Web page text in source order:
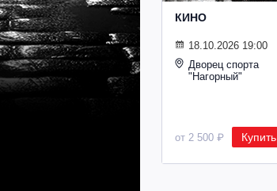
КИНО
18.10.2026 19:00
Дворец спорта
"Нагорный"
от 2 500 ₽ Купить